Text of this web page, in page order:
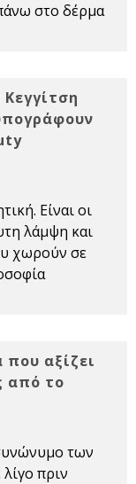
στο δέρμα
Είναι οι
λάμψη και
χωρούν σε
που αξίζει
από το
των
πριν